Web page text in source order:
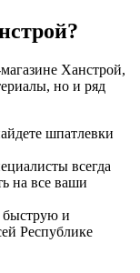
Ханстрой,
но и ряд
шпатлевки
всегда
на все ваши
и
Республике